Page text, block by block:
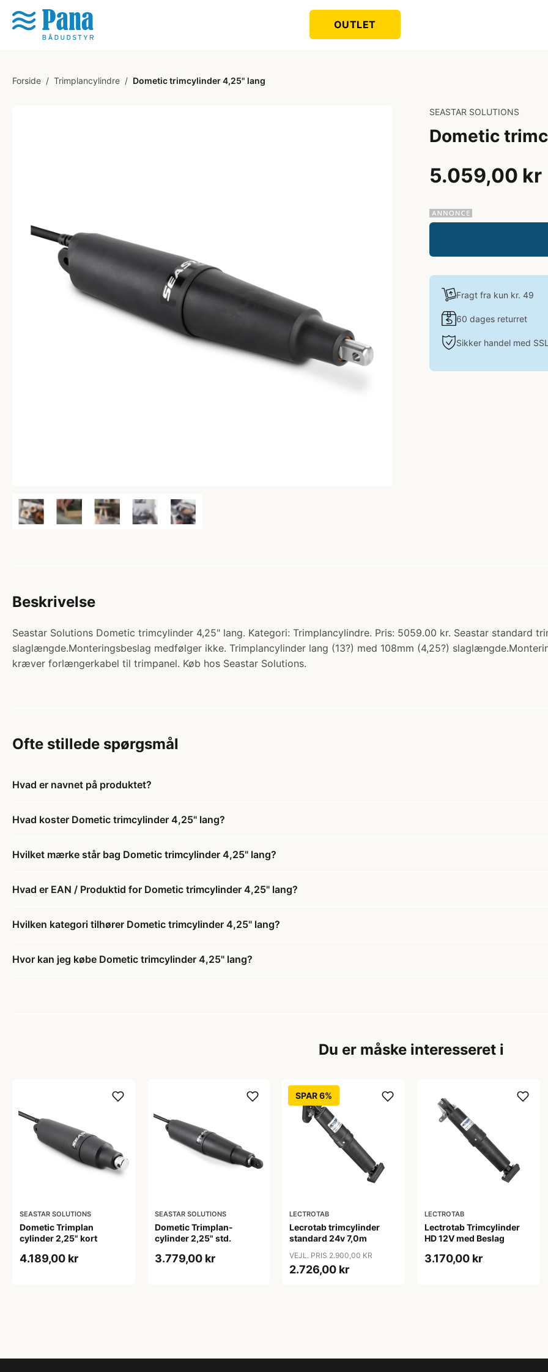
OUTLET
Forside / Trimplancylindre / Dometic trimcylinder 4,25" lang
SEASTAR SOLUTIONS
Dometic
5.059,00 kr
Fragt fra kun kr. 49
60 dages returret
Sikker handel med
Beskrivelse
Seastar Solutions Dometic trimcylinder 4,25" lang. Kategori: Trimplancylindre. Pris: 5059.00 kr. Seastar standard
slaglængde.Monteringsbeslag medfølger ikke. Trimplancylinder lang (13?) med 108mm (4,25?)
kræver forlængerkabel til trimpanel. Køb hos Seastar Solutions.
Ofte stillede spørgsmål
Hvad er navnet på produktet?
Hvad koster Dometic trimcylinder 4,25" lang?
Hvilket mærke står bag Dometic trimcylinder 4,25" lang?
Hvad er EAN / Produktid for Dometic trimcylinder 4,25" lang?
Hvilken kategori tilhører Dometic trimcylinder 4,25" lang?
Hvor kan jeg købe Dometic trimcylinder 4,25" lang?
Du er måske interesseret i
SEASTAR SOLUTIONS
Dometic Trimplan
cylinder 2,25" kort
4.189,00 kr
SEASTAR SOLUTIONS
Dometic Trimplan-
cylinder 2,25" std.
3.779,00 kr
SPAR 6%
LECTROTAB
Lecrotab trimcylinder
standard 24v 7,0m
VEJL. PRIS 2.900,00 KR
2.726,00 kr
LECTROTAB
Lectrotab Trimcylinder
HD 12V med Beslag
3.170,00 kr